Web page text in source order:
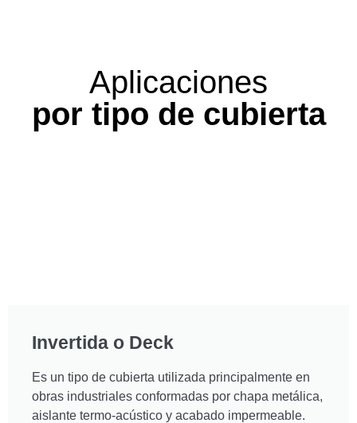
Aplicaciones
por tipo de cubierta
Invertida o Deck
Es un tipo de cubierta utilizada principalmente en
obras industriales conformadas por chapa metálica,
aislante termo-acústico y acabado impermeable.